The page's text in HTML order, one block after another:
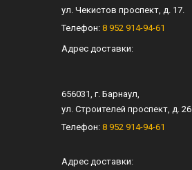
ул. Чекистов проспект, д. 17.
Телефон: 8 952 914-94-61
Адрес доставки:
656031, г. Барнаул,
ул. Строителей проспект, д. 26
Телефон: 8 952 914-94-61
Адрес доставки: